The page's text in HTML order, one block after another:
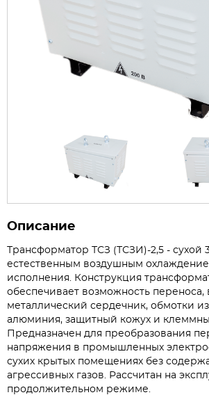
Описание
Трансформатор ТСЗ (ТСЗИ)-2,5 - сухой
естественным воздушным
исполнения. Конструкция
обеспечивает возможность переноса,
металлический сердечник, обмотки
алюминия, защитный кожух и
Предназначен для преобразования
напряжения в промышленных
сухих крытых помещениях без
агрессивных газов. Рассчитан на
продолжительном режиме.